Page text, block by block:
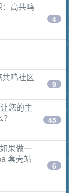
高共鸣
4
鸣社区
9
您的主
45
果做一
套壳站
6